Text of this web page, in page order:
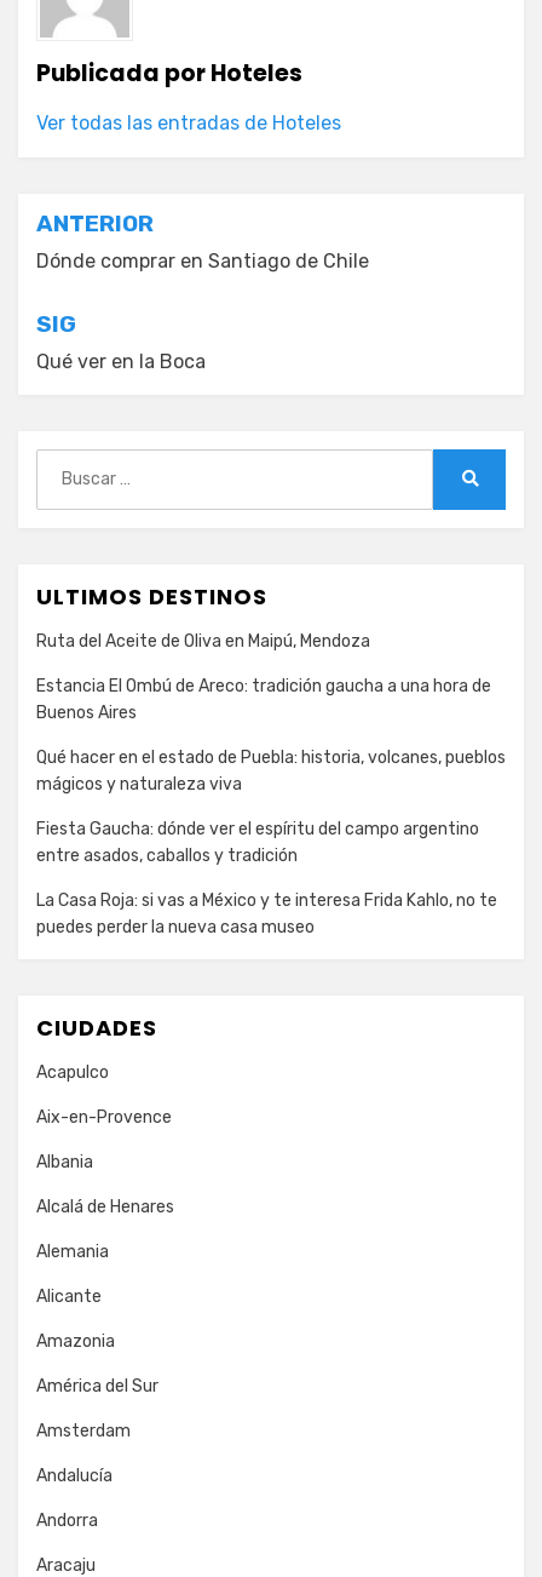
Publicada porHoteles
Ver todas las entradas de Hoteles
Navegación
de
entradas
ANTERIOR
Dónde comprar en Santiago de Chile
SIG
Qué ver en la Boca
ULTIMOS DESTINOS
Ruta del Aceite de Oliva en Maipú, Mendoza
Estancia El Ombú de Areco: tradición gaucha a una hora de
Buenos Aires
Qué hacer en el estado de Puebla: historia, volcanes, pueblos
mágicos y naturaleza viva
Fiesta Gaucha: dónde ver el espíritu del campo argentino
entre asados, caballos y tradición
La Casa Roja: si vas a México y te interesa Frida Kahlo, no te
puedes perder la nueva casa museo
CIUDADES
Acapulco
Aix-en-Provence
Albania
Alcalá de Henares
Alemania
Alicante
Amazonia
América del Sur
Amsterdam
Andalucía
Andorra
Aracaju